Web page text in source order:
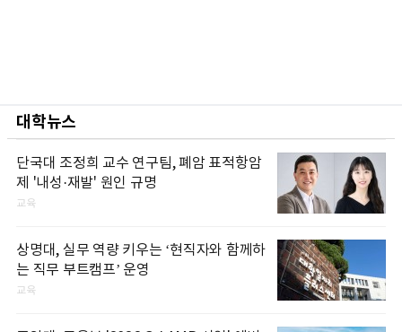
대학뉴스
단국대 조정희 교수 연구팀, 폐암 표적항암
제 '내성·재발' 원인 규명
교육
상명대, 실무 역량 키우는 ‘현직자와 함께하
는 직무 부트캠프’ 운영
교육